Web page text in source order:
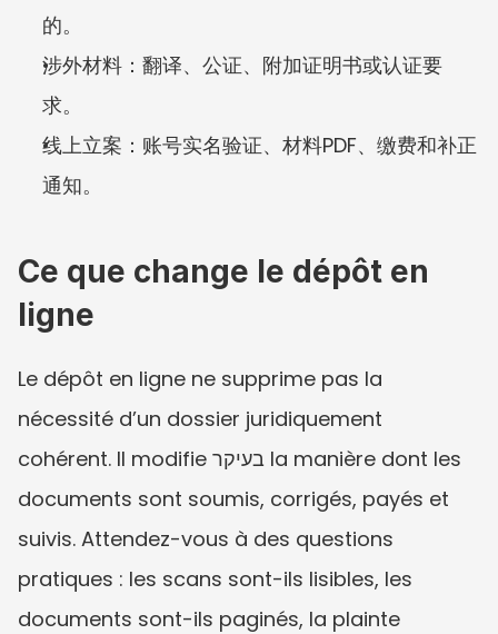
的。
涉外材料：翻译、公证、附加证明书或认证要
求。
线上立案：账号实名验证、材料PDF、缴费和补正
通知。
Ce que change le dépôt en
ligne
Le dépôt en ligne ne supprime pas la
nécessité d’un dossier juridiquement
cohérent. Il modifie בעיקר la manière dont les
documents sont soumis, corrigés, payés et
suivis. Attendez-vous à des questions
pratiques : les scans sont-ils lisibles, les
documents sont-ils paginés, la plainte